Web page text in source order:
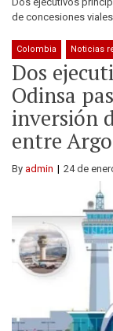
de concesiones
Colombia Noticias
Dos
Odinsa
inversión
entre
By admin 24 de